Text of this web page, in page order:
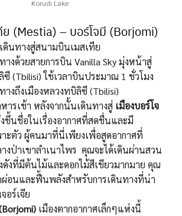
Korudi Lake
ย (Mestia) – บอร์โจมี (Borjomi)
ดินทางสู่สนามบินเมสเทีย
างด้วยสายการบิน Vanilla Sky มุ่งหน้าสู่
ซี (Tbilisi) ใช้เวลาบินประมาณ 1 ชั่วโมง
างถึงเมืองหลวงทบิลิซี (Tbilisi)
ารเช้า หลังจากนั้นเดินทางสู่ เมืองบอร์โจ
ขึ้นชื่อในเรื่องอากาศที่สดชื่นและมี
ะตัว ผู้คนมาที่นี่เพียงเพื่อสูดอากาศที่
งป่าเขาลำเนาไพร คุณจะได้เดินผ่านสวน
ดังที่มีต้นไม้และดอกไม้สีเขียวมากมาย คุณ
ผ่อนและฟื้นพลังสำหรับการเดินทางที่น่า
อร์เจีย
เมืองตากอากาศเล็กๆแห่งนี้